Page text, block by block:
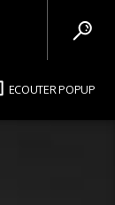
ECOUTER POPUP